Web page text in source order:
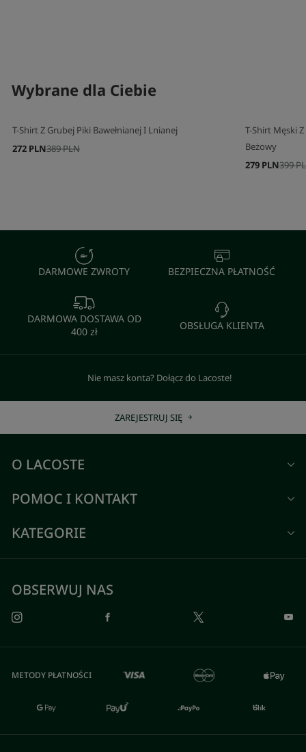
Wybrane dla Ciebie
T-Shirt Z Grubej Piki Bawełnianej I Lnianej
389 PLN
272 PLN
T-Shirt Męski
Beżowy
399
279 PLN
DARMOWE ZWROTY BEZPIECZNA PŁATNOŚĆ
DARMOWA DOSTAWA OD
400 zł
OBSŁUGA KLIENTA
Nie masz konta? Dołącz do Lacoste!
ZAREJESTRUJ SIĘ
O LACOSTE
POMOC I KONTAKT
KATEGORIE
OBSERWUJ NAS
METODY PŁATNOŚCI